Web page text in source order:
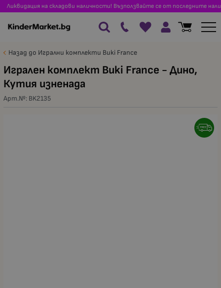
Ликвидация на складови наличности! Възползвайте се от последните
Назад до Игрални комплекти Buki France
Игрален комплект Buki France - Дино,
Кутия изненада
Арт.№: BK2135